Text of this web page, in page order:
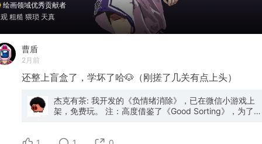
绘画领域优秀贡献者
粗糙 猥琐 天真
曹盾
2月前
还整上盲盒了，学坏了哈🐶（刚搓了几关有点上头）
杰克有茶: 我开发的《负情绪消除》，已在微信小游戏上
架，免费玩。 注：高度借鉴了《Good Sorting》，为了赚